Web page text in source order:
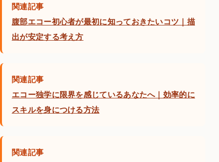
関連記事
腹部エコー初心者が最初に知っておきたいコツ｜描
出が安定する考え方
関連記事
エコー独学に限界を感じているあなたへ｜効率的に
スキルを身につける方法
関連記事